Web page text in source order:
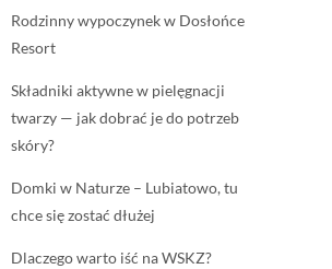
Rodzinny wypoczynek w Dosłońce
Resort
Składniki aktywne w pielęgnacji
twarzy — jak dobrać je do potrzeb
skóry?
Domki w Naturze – Lubiatowo, tu
chce się zostać dłużej
Dlaczego warto iść na WSKZ?